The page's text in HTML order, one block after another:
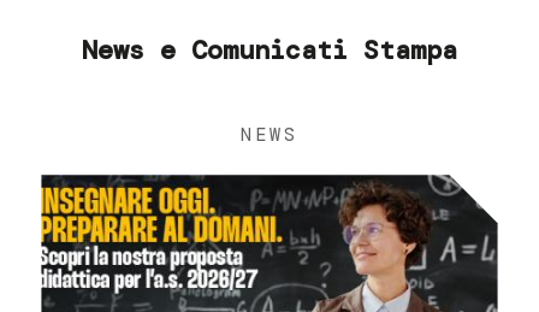
News e Comunicati Stampa
NEWS